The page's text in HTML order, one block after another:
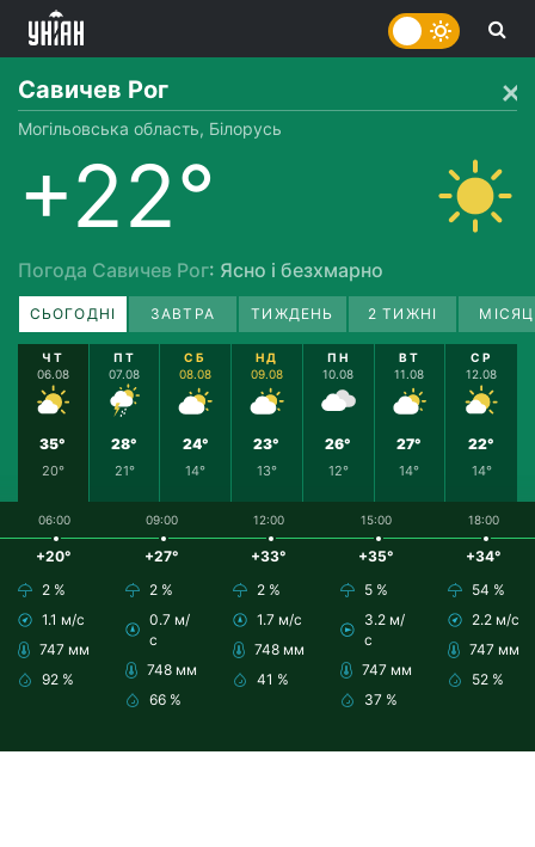
Савичев Рог
Могільовська область, Білорусь
+22°
Погода Савичев Рог: Ясно і безхмарно
СЬОГОДНІ ЗАВТРА ТИЖДЕНЬ 2 ТИЖНІ
ЧТ
06.08
35°
20°
ПТ
07.08
28°
21°
СБ
08.08
24°
14°
НД
09.08
23°
13°
ПН
10.08
26°
12°
ВТ
11.08
27°
14°
СР
12.08
22°
14°
06:00
+20°
2 %
1.1 м/с
747 мм
92 %
09:00
+27°
2 %
0.7 м/
с
748 мм
66 %
12:00
+33°
2 %
1.7 м/с
748 мм
41 %
15:00
+35°
5 %
3.2 м/
с
747 мм
37 %
18:00
+34°
54 %
2.2 м/с
747 мм
52 %